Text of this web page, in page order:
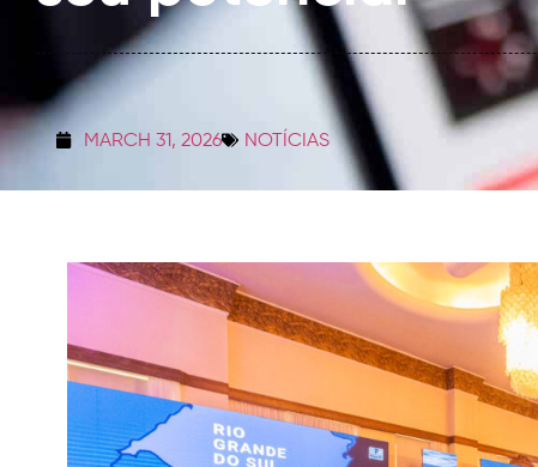
MARCH 31, 2026 NOTÍCIAS